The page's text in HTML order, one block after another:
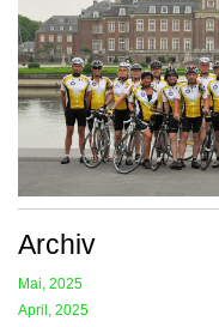
Archiv
Mai, 2025
April, 2025